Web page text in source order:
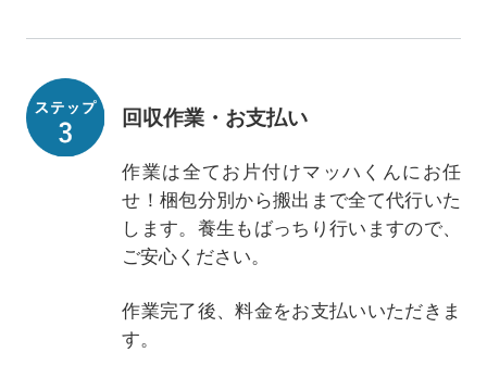
回収作業・お支払い
作業は全てお片付けマッハくんにお任
せ！梱包分別から搬出まで全て代行いた
します。養生もばっちり行いますので、
ご安心ください。
作業完了後、料金をお支払いいただきま
す。